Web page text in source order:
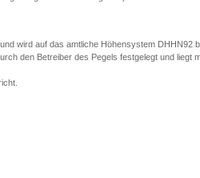
wird auf das amtliche Höhensystem DHHN92
den Betreiber des Pegels festgelegt und liegt